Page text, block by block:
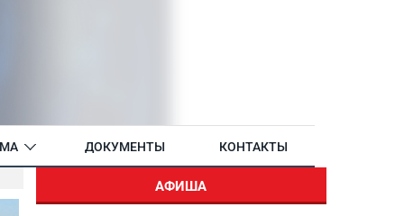
ДОКУМЕНТЫ КОНТАКТЫ
АФИША